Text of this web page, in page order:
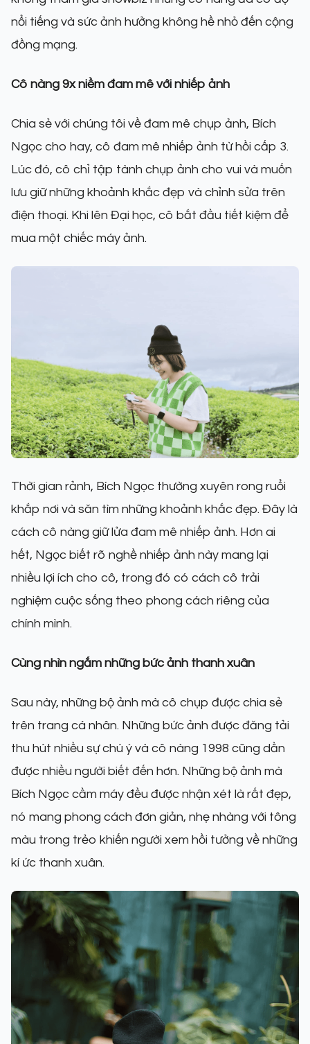
nổi tiếng và sức ảnh hưởng không hề nhỏ đến cộng
đồng mạng.
Cô nàng 9x niềm đam mê với nhiếp ảnh
Chia sẻ với chúng tôi về đam mê chụp ảnh, Bích
Ngọc cho hay, cô đam mê nhiếp ảnh từ hồi cấp 3.
Lúc đó, cô chỉ tập tành chụp ảnh cho vui và muốn
lưu giữ những khoảnh khắc đẹp và chỉnh sửa trên
điện thoại. Khi lên Đại học, cô bắt đầu tiết kiệm để
mua một chiếc máy ảnh.
Thời gian rảnh, Bích Ngọc thường xuyên rong ruổi
khắp nơi và săn tìm những khoảnh khắc đẹp. Đây là
cách cô nàng giữ lửa đam mê nhiếp ảnh. Hơn ai
hết, Ngọc biết rõ nghề nhiếp ảnh này mang lại
nhiều lợi ích cho cô, trong đó có cách cô trải
nghiệm cuộc sống theo phong cách riêng của
chính mình.
Cùng nhìn ngắm những bức ảnh thanh xuân
Sau này, những bộ ảnh mà cô chụp được chia sẻ
trên trang cá nhân. Những bức ảnh được đăng tải
thu hút nhiều sự chú ý và cô nàng 1998 cũng dần
được nhiều người biết đến hơn. Những bộ ảnh mà
Bích Ngọc cầm máy đều được nhận xét là rất đẹp,
nó mang phong cách đơn giản, nhẹ nhàng với tông
màu trong trẻo khiến người xem hồi tưởng về những
kí ức thanh xuân.